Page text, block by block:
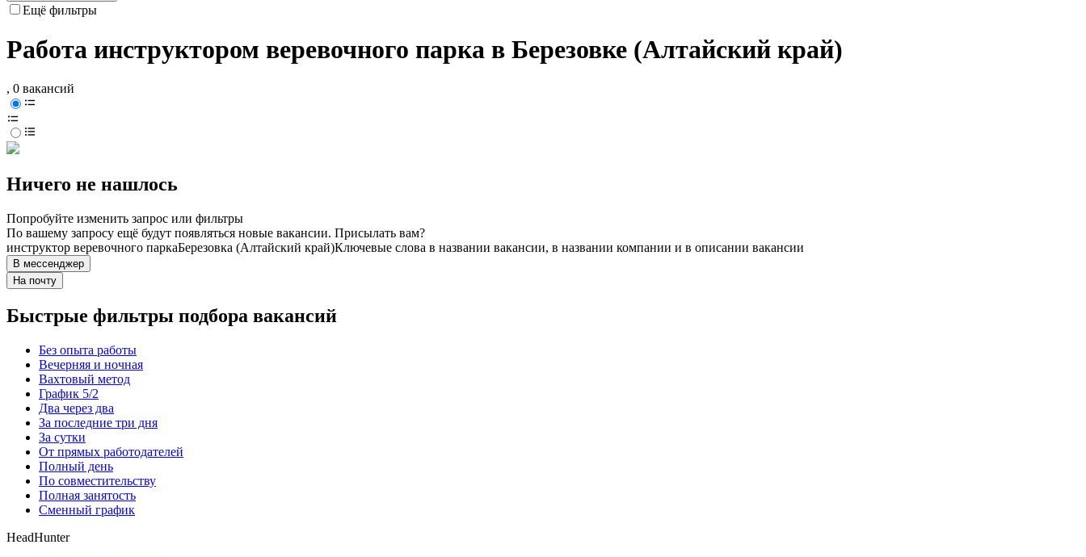
Ещё фильтры
Работа инструктором веревочного парка в Березовке (Алтайский край)
, 0 вакансий
Ничего не нашлось
Попробуйте изменить запрос или фильтры
По вашему запросу ещё будут появляться новые вакансии. Присылать вам?
инструктор веревочного паркаБерезовка (Алтайский край)Ключевые слова в названии вакансии, в названии компании и в описании вакансии
В мессенджер
На почту
Быстрые фильтры подбора вакансий
Без опыта работы
Вечерняя и ночная
Вахтовый метод
График 5/2
Два через два
За последние три дня
За сутки
От прямых работодателей
Полный день
По совместительству
Полная занятость
Сменный график
HeadHunter